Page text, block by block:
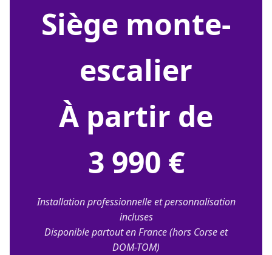
siège monte-
escalier
À partir de
3 990 €
Installation professionnelle et personnalisation
incluses
Disponible partout en France (hors Corse et
DOM-TOM)